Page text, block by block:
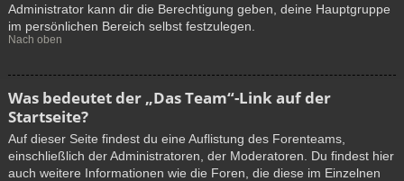
Administrator kann dir die Berechtigung geben, deine Hauptgruppe
im persönlichen Bereich selbst festzulegen.
Nach oben
Was bedeutet der „Das Team“-Link auf der
Startseite?
Auf dieser Seite findest du eine Auflistung des Forenteams,
einschließlich der Administratoren, der Moderatoren. Du findest hier
auch weitere Informationen wie die Foren, die diese im Einzelnen